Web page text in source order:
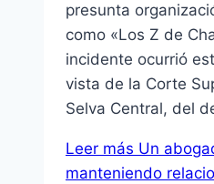
presunta
como «Los Z de
incidente ocurrió
vista de la Corte
Selva Central, del
Leer más Un
manteniendo